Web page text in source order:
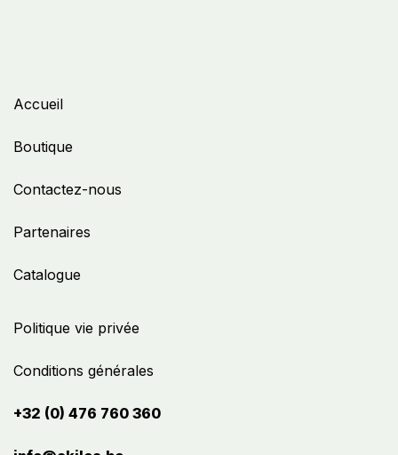
Politique vie privée
Conditions générales
+32 (0) 476 760 360
Accueil
Boutique
Contactez-nous
Partenaires
Catalogue